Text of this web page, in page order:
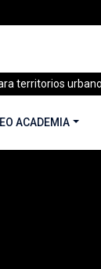
territorios
ACADEMIA